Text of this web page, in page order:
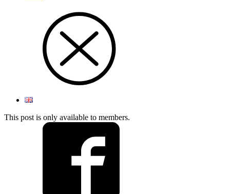
This post is only available to members.